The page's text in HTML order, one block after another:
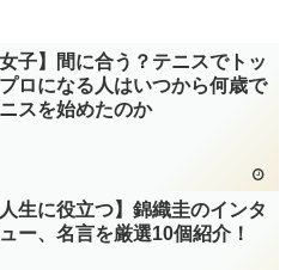
女子】間に合う？テニスでトッ
ロになる人はいつから何歳で
スを始めたのか
人生に役立つ】錦織圭のインタ
ー、名言を厳選10個紹介！